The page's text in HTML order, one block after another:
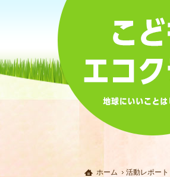
ホーム 活動レポート